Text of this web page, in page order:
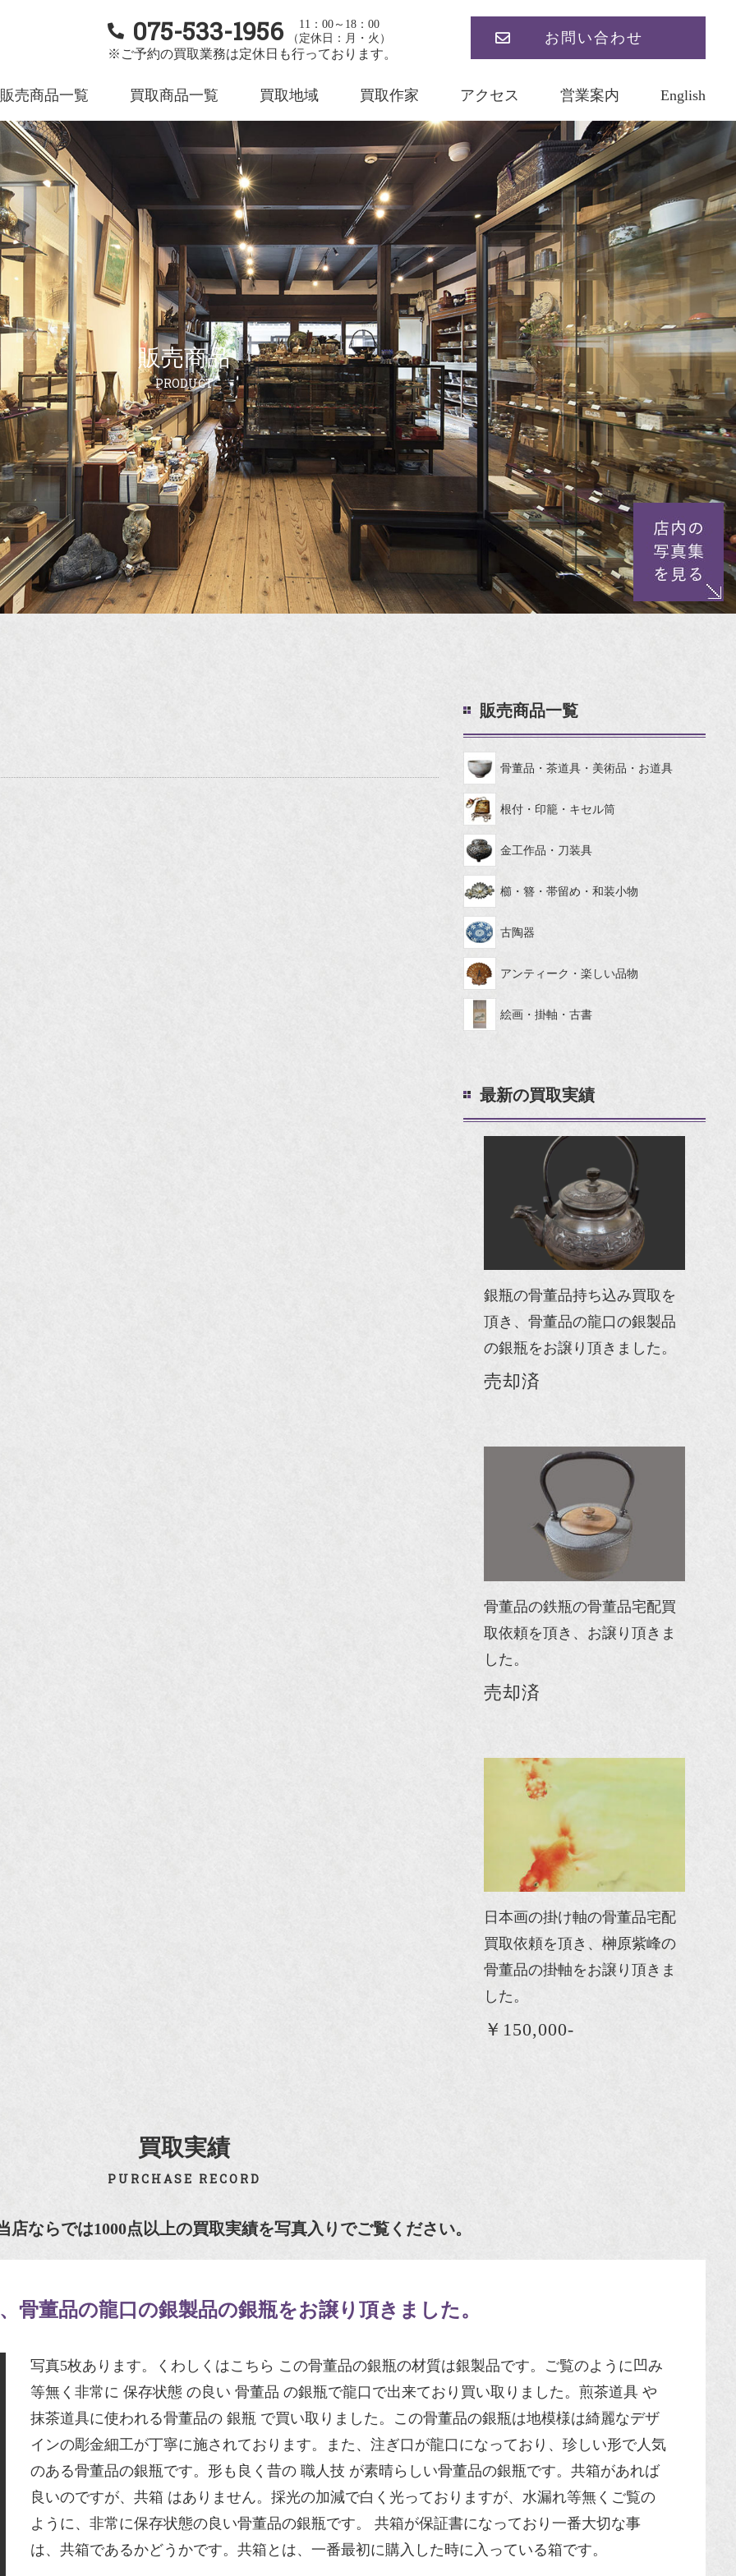
075-533-1956
11：00～18：00
（定休日：月・火）
※ご予約の買取業務は定休日も行っております。
お問い合わせ
販売商品一覧 買取商品一覧 買取地域 買取作家 アクセス 営業案内 English
販売商品
PRODUCT
販売商品一覧
骨董品・茶道具・美術品・お道具
根付・印籠・キセル筒
金工作品・刀装具
櫛・簪・帯留め・和装小物
古陶器
アンティーク・楽しい品物
絵画・掛軸・古書
最新の買取実績
銀瓶の骨董品持ち込み買取を
頂き、骨董品の龍口の銀製品
の銀瓶をお譲り頂きました。
売却済
骨董品の鉄瓶の骨董品宅配買
取依頼を頂き、お譲り頂きま
した。
売却済
日本画の掛け軸の骨董品宅配
買取依頼を頂き、榊原紫峰の
骨董品の掛軸をお譲り頂きま
した。
￥150,000-
買取実績
PURCHASE RECORD
店ならでは1000点以上の買取実績を写真入りでご覧ください。
骨董品の龍口の銀製品の銀瓶をお譲り頂きました。
写真5枚あります。くわしくはこちら この骨董品の銀瓶の材質は銀製品です。ご覧のように凹み
等無く非常に 保存状態 の良い 骨董品 の銀瓶で龍口で出来ており買い取りました。煎茶道具 や
抹茶道具に使われる骨董品の 銀瓶 で買い取りました。この骨董品の銀瓶は地模様は綺麗なデザ
インの彫金細工が丁寧に施されております。また、注ぎ口が龍口になっており、珍しい形で人気
のある骨董品の銀瓶です。形も良く昔の 職人技 が素晴らしい骨董品の銀瓶です。共箱があれば
良いのですが、共箱 はありません。採光の加減で白く光っておりますが、水漏れ等無くご覧の
ように、非常に保存状態の良い骨董品の銀瓶です。 共箱が保証書になっており一番大切な事
は、共箱であるかどうかです。共箱とは、一番最初に購入した時に入っている箱です。